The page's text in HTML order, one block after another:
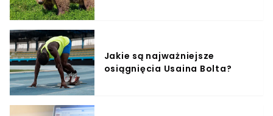
Jakie są najważniejsze
osiągnięcia Usaina Bolta?